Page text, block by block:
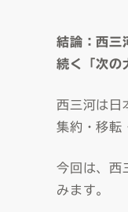
結論：西三
続く「次の
西三河は日
集約・移転
今回は、西
みます。